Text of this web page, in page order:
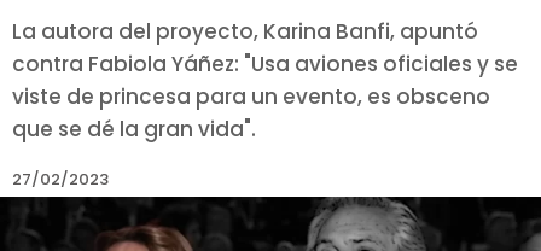
La autora del proyecto, Karina Banfi, apuntó
contra Fabiola Yáñez: "Usa aviones oficiales y se
viste de princesa para un evento, es obsceno
que se dé la gran vida".
27/02/2023